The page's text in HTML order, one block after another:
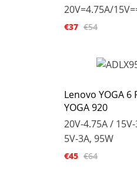
20V=4.75A/
€37 €54
Lenovo YOGA 6
YOGA 920
20V-4.75A /
5V-3A, 95W
€45 €64